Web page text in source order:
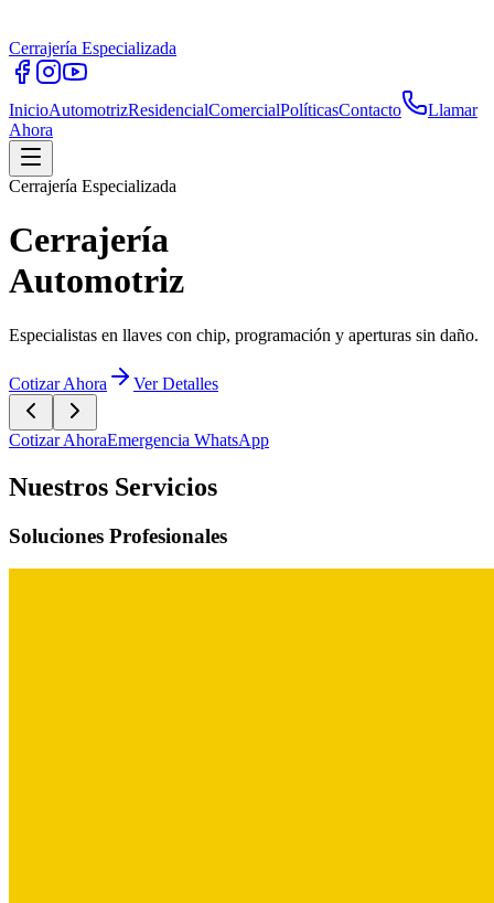
Cerrajería Especializada
InicioAutomotrizResidencialComercialPolíticasContacto
Llamar
Ahora
Cerrajería Especializada
Cerrajería
Automotriz
Especialistas en llaves con chip, programación y aperturas sin daño.
Cotizar Ahora Ver Detalles
Cotizar AhoraEmergencia WhatsApp
Nuestros Servicios
Soluciones Profesionales